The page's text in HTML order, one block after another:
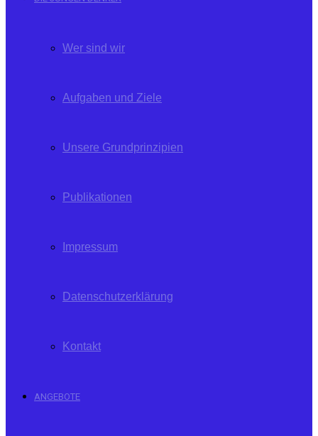
Wer sind wir
Aufgaben und Ziele
Unsere Grundprinzipien
Publikationen
Impressum
Datenschutzerklärung
Kontakt
ANGEBOTE